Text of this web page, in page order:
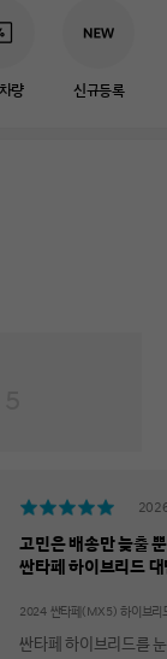
량 신규등록
고민은 배송만 늦출
싼타페 하이브리드
싼타페 하이브리드를